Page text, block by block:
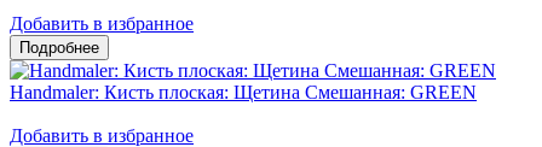
Добавить в избранное
Handmaler: Кисть плоская: Щетина Смешанная: GREEN
Добавить в избранное